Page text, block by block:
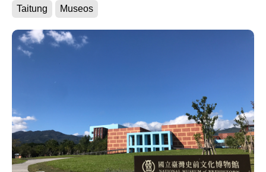
Taitung Museos